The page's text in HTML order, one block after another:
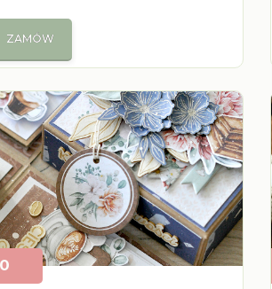
ZAMÓW